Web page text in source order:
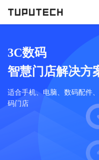
3C数码
智慧门店解决方
适合手机、电脑、数码配件
码门店